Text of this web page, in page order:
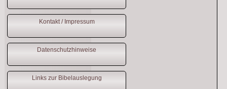
Kontakt / Impressum
Datenschutzhinweise
Links zur Bibelauslegung